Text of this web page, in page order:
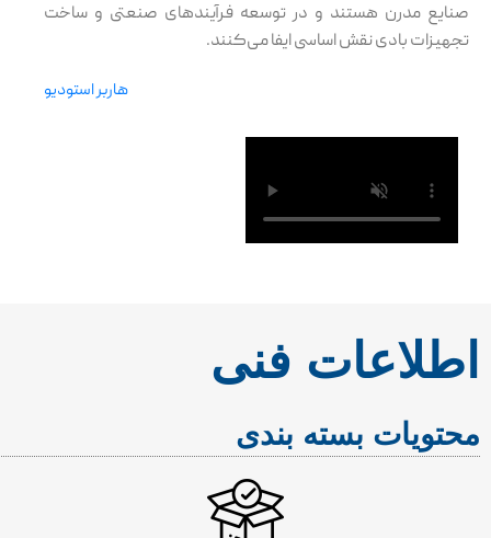
صنایع مدرن هستند و در توسعه فرآیندهای صنعتی و ساخت
تجهیزات بادی نقش اساسی ایفا می‌کنند.
هاربر استودیو
اطلاعات فنی
محتویات بسته بندی